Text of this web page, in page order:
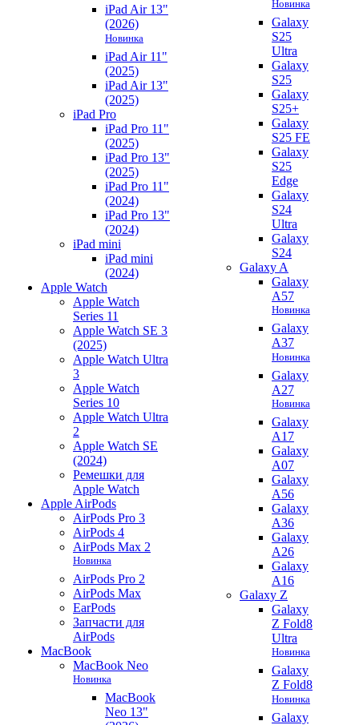
iPad Air 13"
(2026)
Новинка
iPad Air 11"
(2025)
iPad Air 13"
(2025)
iPad Pro
iPad Pro 11"
(2025)
iPad Pro 13"
(2025)
iPad Pro 11"
(2024)
iPad Pro 13"
(2024)
iPad mini
iPad mini
(2024)
Apple Watch
Apple Watch
Series 11
Apple Watch SE 3
(2025)
Apple Watch Ultra
3
Apple Watch
Series 10
Apple Watch Ultra
2
Apple Watch SE
(2024)
Ремешки для
Apple Watch
Apple AirPods
AirPods Pro 3
AirPods 4
AirPods Max 2
Новинка
AirPods Pro 2
AirPods Max
EarPods
Запчасти для
AirPods
MacBook
MacBook Neo
Новинка
MacBook
Neo 13"
Новинка
Galaxy
S25
Ultra
Galaxy
S25
Galaxy
S25+
Galaxy
S25 FE
Galaxy
S25
Edge
Galaxy
S24
Ultra
Galaxy
S24
Galaxy A
Galaxy
A57
Новинка
Galaxy
A37
Новинка
Galaxy
A27
Новинка
Galaxy
A17
Galaxy
A07
Galaxy
A56
Galaxy
A36
Galaxy
A26
Galaxy
A16
Galaxy Z
Galaxy
Z Fold8
Ultra
Новинка
Galaxy
Z Fold8
Новинка
Galaxy